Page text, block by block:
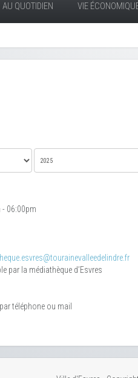
AU QUOTIDIEN VIE
- 06:00pm
par la médiathèque d’Esvres
téléphone ou mail